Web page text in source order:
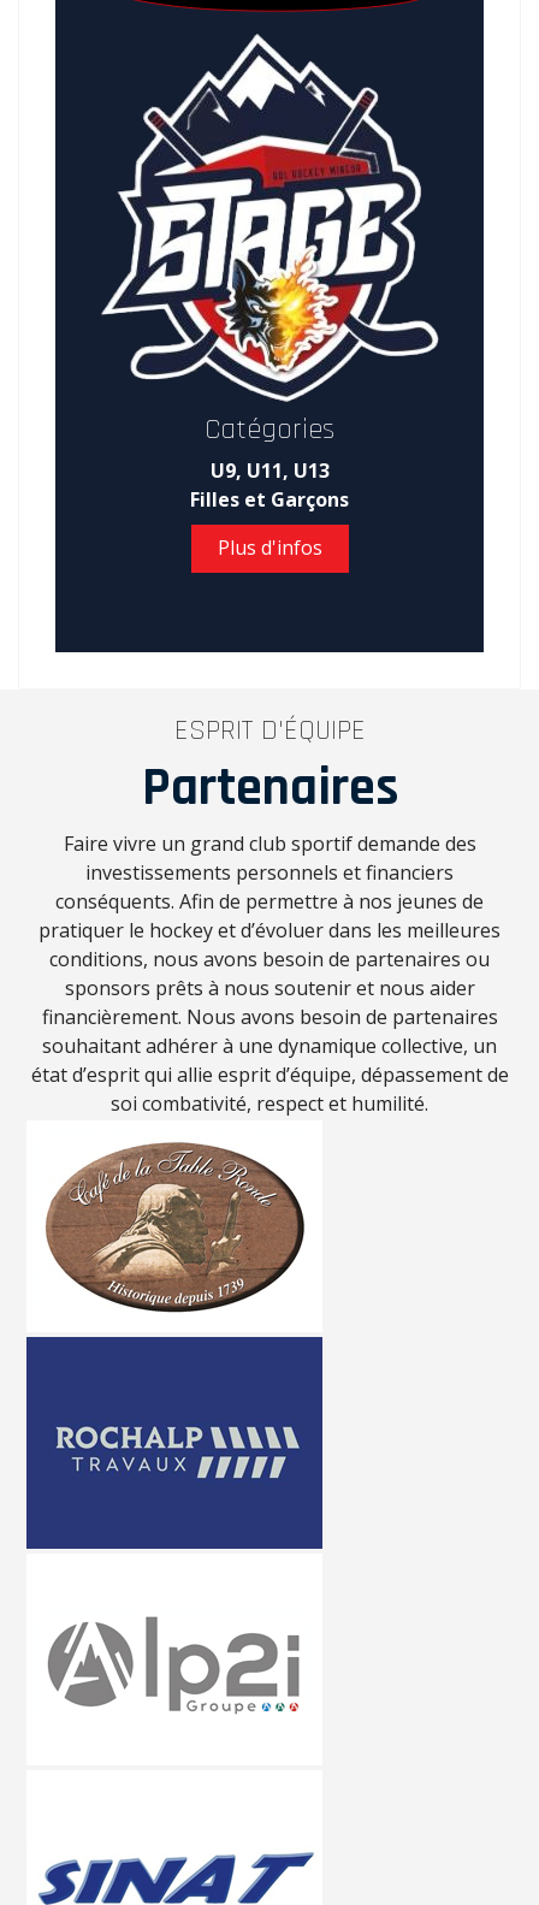
Catégories
U9, U11, U13
Filles et Garçons
Plus d'infos
ESPRIT D'ÉQUIPE
Partenaires
Faire vivre un grand club sportif demande des
investissements personnels et financiers
conséquents. Afin de permettre à nos jeunes de
pratiquer le hockey et d’évoluer dans les meilleures
conditions, nous avons besoin de partenaires ou
sponsors prêts à nous soutenir et nous aider
financièrement. Nous avons besoin de partenaires
souhaitant adhérer à une dynamique collective, un
état d’esprit qui allie esprit d’équipe, dépassement de
soi combativité, respect et humilité.